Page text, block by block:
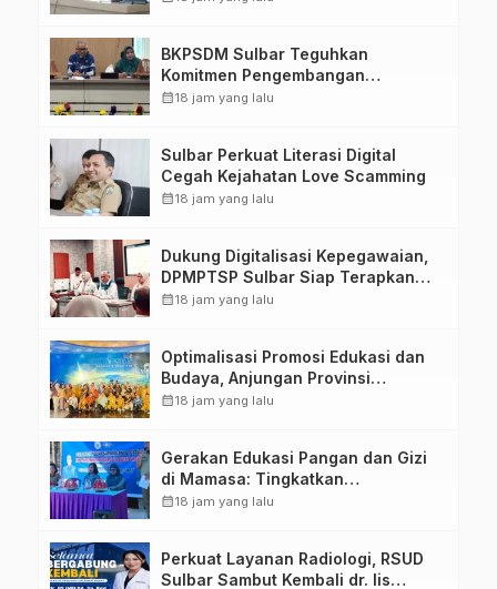
BKPSDM Sulbar Teguhkan
Komitmen Pengembangan
Kompetensi ASN melalui
calendar_month18 jam yang lalu
Sulbar Perkuat Literasi Digital
Cegah Kejahatan Love Scamming
calendar_month18 jam yang lalu
Dukung Digitalisasi Kepegawaian,
DPMPTSP Sulbar Siap Terapkan
Aplikasi FLEKSI ASN
calendar_month18 jam yang lalu
Optimalisasi Promosi Edukasi dan
Budaya, Anjungan Provinsi
Sulawesi Barat Perkuat Kolaborasi
calendar_month18 jam yang lalu
Gerakan Edukasi Pangan dan Gizi
di Mamasa: Tingkatkan
Pengetahuan dan Keterampilan
calendar_month18 jam yang lalu
Perkuat Layanan Radiologi, RSUD
Sulbar Sambut Kembali dr. Iis